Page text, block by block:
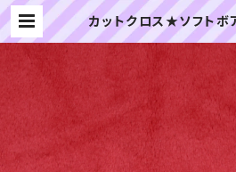
カットクロス★ソフト
ド)LB007 ボア生地
m | ぬいぐるみの生地
い」の布地・材料の